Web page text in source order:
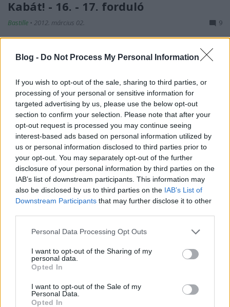
Blog - Do Not Process My Personal Information
If you wish to opt-out of the sale, sharing to third parties, or
processing of your personal or sensitive information for
targeted advertising by us, please use the below opt-out
section to confirm your selection. Please note that after your
opt-out request is processed you may continue seeing
interest-based ads based on personal information utilized by
us or personal information disclosed to third parties prior to
your opt-out. You may separately opt-out of the further
disclosure of your personal information by third parties on the
IAB’s list of downstream participants. This information may
also be disclosed by us to third parties on the IAB’s List of
Downstream Participants that may further disclose it to other
Please note that this website/app uses one or more Google
not limited to your visit or usage behaviour. You may click to
grant or deny consent to Google and its third-party tags to
use your data for below specified purposes in below Google
consent section.
Personal Data Processing Opt Outs
I want to opt-out of the Sharing of my
personal data.
Opted In
I want to opt-out of the Sale of my
Personal Data.
Opted In
Kabát! - 16. - 17. forduló
Bastille • 2012. március 02. 9
Hat bajnoki, két kupameccs! Mindent egybevetve
tizennyolc gól, apróbb meglepetések. A Gyirmót egy
mutatkozott meg, míg az apró mosolyokkal járó
húbazmegeket a Szigetszentmiklós és a BKV
szolgáltatta. A nyugatis csapatok a kupában pedig…
Égertől keletre X. - NB2 Keleti
csoport, 19. forduló
nbcee•2011. március 30.
Jubileumi tizedik számával jelentkezik az Égertől
keletre - már ha nem számoljuk a különkiadásokat.
Most kellene valami visszatekintés, válogatás az
elmúlt évtizedek legjobb írásai közül, stb., de én úgy
vagyok vele, hogy a góllövőlista állása már alapból
elég nagy…